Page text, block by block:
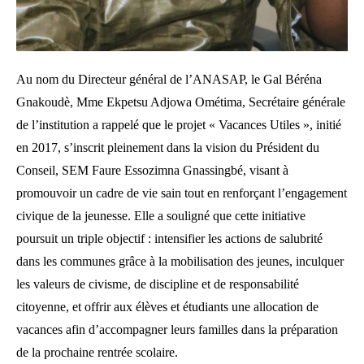
Au nom du Directeur général de l’ANASAP, le Gal Béréna
Gnakoudè, Mme Ekpetsu Adjowa Ométima, Secrétaire générale
de l’institution a rappelé que le projet « Vacances Utiles », initié
en 2017, s’inscrit pleinement dans la vision du Président du
Conseil, SEM Faure Essozimna Gnassingbé, visant à
promouvoir un cadre de vie sain tout en renforçant l’engagement
civique de la jeunesse. Elle a souligné que cette initiative
poursuit un triple objectif : intensifier les actions de salubrité
dans les communes grâce à la mobilisation des jeunes, inculquer
les valeurs de civisme, de discipline et de responsabilité
citoyenne, et offrir aux élèves et étudiants une allocation de
vacances afin d’accompagner leurs familles dans la préparation
de la prochaine rentrée scolaire.